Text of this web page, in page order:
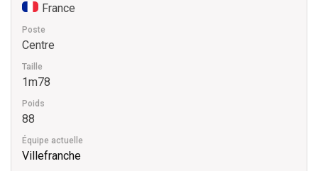
France
Poste
Centre
Taille
1m78
Poids
88
Équipe actuelle
Villefranche